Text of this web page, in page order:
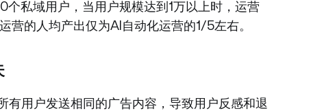
私域用户，当用户规模达到1万以上时，运营
营的人均产出仅为AI自动化运营的1/5左右。
有用户发送相同的广告内容，导致用户反感和退